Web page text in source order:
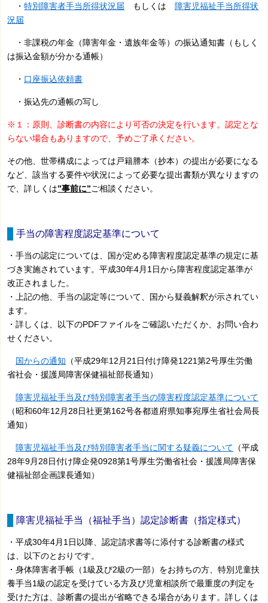
・特別障害者手当所得状況届 もしくは障害児福祉手当所得状
況届
・非課税の年金（障害年金・遺族年金等）の振込通知書（もしく
は振込金額が分かる通帳）
・ 口座振込依頼書
・振込先の通帳の写し
※１：原則、診断書の内容により可否の決定を行います。認定とな
らない場合もありますので、予めご了承ください。
その他、世帯構成によっては戸籍謄本（抄本）の提出が必要になる
など、該当する要件や状況によって必要な提出書類が異なりますの
で、詳しくは”事前に”ご相談ください。
手当の障害程度認定基準について
・手当の認定については、国が定める障害程度認定基準の規定に基
づき実施されています。平成30年4月1日から障害程度認定基準が
改正されました。
・上記の他、手当の認定等について、国から疑義解釈が示されてい
ます。
・詳しくは、以下のPDFファイルをご確認いただくか、お問い合わ
せください。
国からの通知 （平成29年12月21日付け障発1221第2号厚生労働
省社会・援護局障害保健福祉部長通知）
障害児福祉手当及び特別障害者手当の障害程度認定基準について
（昭和60年12月28日社更第162号各都道府県知事宛厚生省社会局長
通知）
障害児福祉手当及び特別障害者手当に関する疑義について （平成
28年9月28日付け障企発0928第1号厚生労働省社会・援護局障害保
健福祉部企画課長通知）
障害児福祉手当（福祉手当）認定診断書（指定様式）
・平成30年4月1日以降、認定請求書等に添付する診断書の様式
は、以下のとおりです。
・身体障害者手帳（1級及び2級の一部）をお持ちの方、特別児童扶
養手当1級の認定を受けている方及び児童相談所で最重度の判定を
受けた方は、診断書の提出が省略できる場合があります。詳しくは